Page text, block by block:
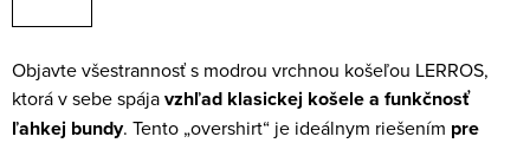
Objavte všestrannosť s modrou vrchnou košeľou LERROS,
ktorá v sebe spájavzhľad klasickej košele a funkčnosť
ľahkej bundy. Tento „overshirt“ je ideálnym riešením pre